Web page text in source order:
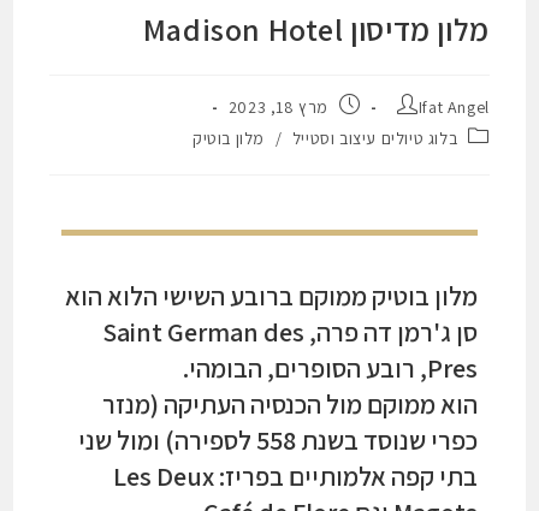
מלון מדיסון Madison Hotel
Ifat Angel
מרץ 18, 2023
בלוג טיולים עיצוב וסטייל / מלון בוטיק
מלון בוטיק ממוקם ברובע השישי הלוא הוא
סן ג'רמן דה פרה, Saint German des
Pres, רובע הסופרים, הבומהי.
הוא ממוקם מול הכנסיה העתיקה (מנזר
כפרי שנוסד בשנת 558 לספירה) ומול שני
בתי קפה אלמותיים בפריז: Les Deux